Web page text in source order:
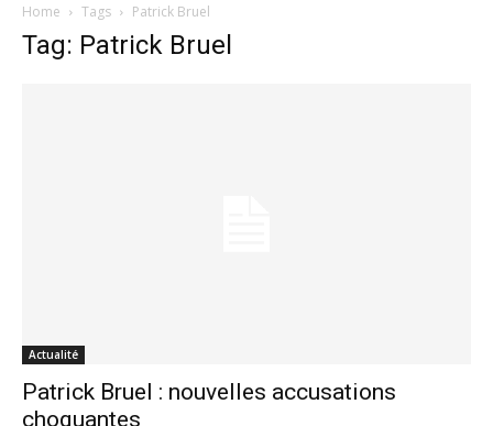
Home Tags Patrick Bruel
Tag: Patrick Bruel
Actualité
Patrick Bruel : nouvelles accusations
choquantes